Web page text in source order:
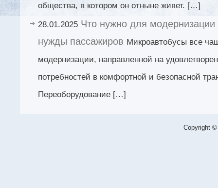
общества, в котором он отныне живет. […]
28.01.2025 Что нужно для модернизации
нужды пассажиров Микроавтобусы все
модернизации, направленной на
потребностей в комфортной и безопасной
Переоборудование […]
Copyright ©